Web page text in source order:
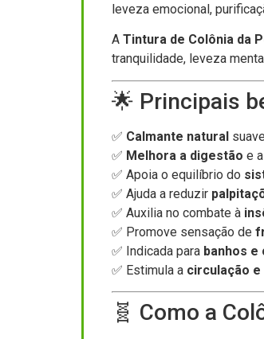
leveza emocional,
A Tintura de Colônia da
tranquilidade, leveza
🌟 Principais
✅ Calmante natural
✅ Melhora a digestão e
✅ Apoia o equilíbrio do
✅ Ajuda a reduzir
✅ Auxilia no combate à
✅ Promove sensação de
✅ Indicada para banhos e
✅ Estimula a circulação
🧬 Como a